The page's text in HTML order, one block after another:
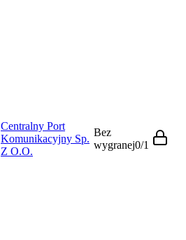
Centralny Port
Komunikacyjny Sp.
Z O.O.
Bez
wygranej0/1